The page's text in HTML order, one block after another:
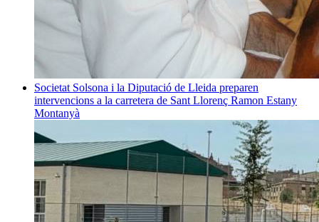
Societat Solsona i la Diputació de Lleida preparen
intervencions a la carretera de Sant Llorenç Ramon Estany
Montanyà